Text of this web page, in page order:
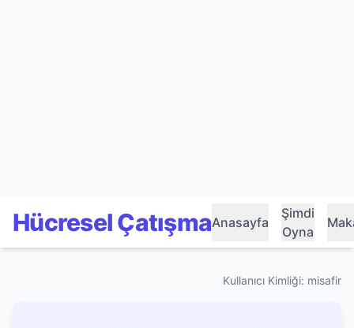
Hücresel ÇatışmaAnasayfa
Şimdi
Oyna
Kullanıcı Kimliği: misafir